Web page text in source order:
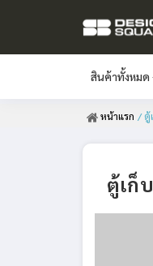
สินค้าทั้งหมด
หน้าแรก / ตู้
ตู้เก็